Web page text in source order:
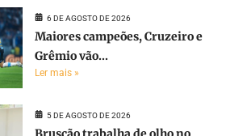
6 DE AGOSTO DE 2026
Maiores campeões, Cruzeiro e
Grêmio vão...
Ler mais »
5 DE AGOSTO DE 2026